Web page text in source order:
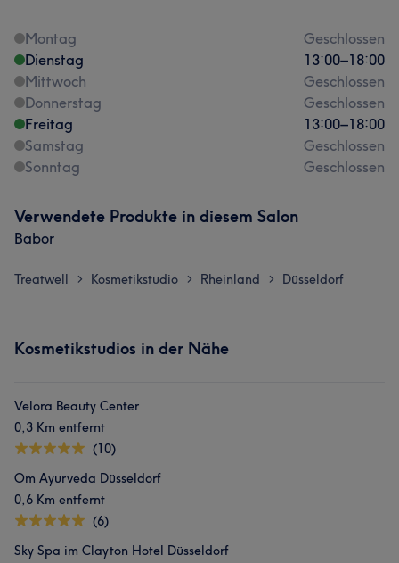
Montag
Geschlossen
Dienstag
13:00–18:00
Mittwoch
Geschlossen
Donnerstag
Geschlossen
Freitag
13:00–18:00
Samstag
Geschlossen
Sonntag
Geschlossen
Verwendete Produkte in diesem Salon
Babor
Treatwell > Kosmetikstudio > Rheinland > Düsseldorf
Kosmetikstudios in der Nähe
Velora Beauty Center
0,3 Km entfernt
(10)
Om Ayurveda Düsseldorf
0,6 Km entfernt
(6)
Sky Spa im Clayton Hotel Düsseldorf